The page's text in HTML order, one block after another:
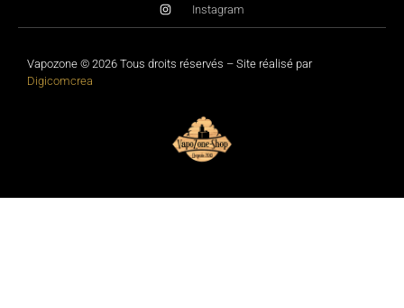
Instagram
Vapozone © 2026 Tous droits réservés – Site réalisé par
Digicomcrea